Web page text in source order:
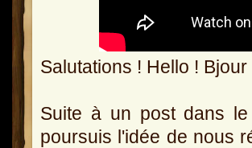
Salutations ! Hello ! Bjour
Suite à un post dans
poursuis l'idée de nous